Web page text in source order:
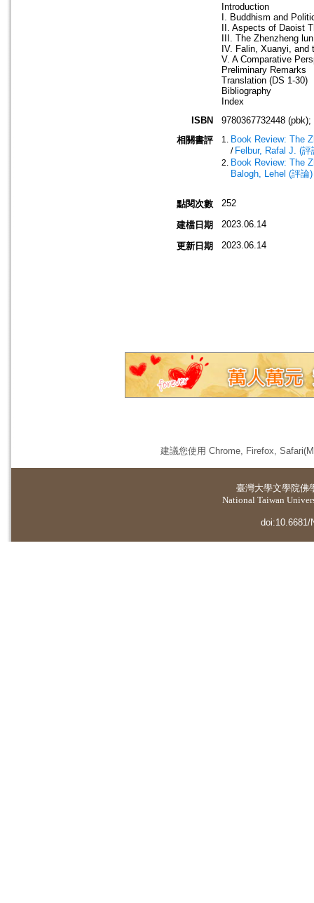
Introduction
I. Buddhism and
II. Aspects of Daoist
III. The Zhenzheng
IV. Falin, Xuanyi, and
V. A Comparative
Preliminary Remarks
Translation (DS 1-30)
Bibliography
Index
ISBN
9780367732448
相關書評
Book Review: The
/ Felbur, Rafal J. (評
Book Review: The
Balogh, Lehel (評論)
點閱次數 252
建檔日期 2023.06.14
更新日期 2023.06.14
建議您使用 Chrome, Firefox,
臺灣大學文學院佛
National Taiwan
doi:10.6681/